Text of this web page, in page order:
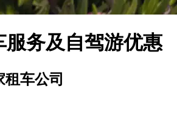
务及自驾游优惠
车公司